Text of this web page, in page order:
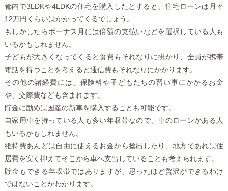
都内で3LDKや4LDKの住宅を購入したとすると、住宅ローンは月々
12万円くらいはかかってくるでしょう。
もしかしたらボーナス月には倍額の支払いなどを選択している人も
いるかもしれません。
子どもが大きくなってくると食費もそれなりに掛かり、全員が携帯
電話を持つことを考えると通信費もそれなりにかかります。
その他の諸経費には、保険料や子どもたちの習い事にかかるお金
や、交際費なども含まれます。
貯金に励めば国産の新車を購入することも可能です。
自家用車を持っている人も多い年収帯なので、車のローンがある人
もいるかもしれません。
維持費あんどは自由に使えるお金から捻出したり、地方であれば住
居費を安く抑えてそこから車へ支出していることも考えられます。
貯金もできる年収帯ではありますが、思ったほど贅沢ができるわけ
ではないことがわかります。